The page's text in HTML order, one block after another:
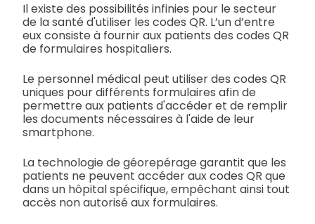
Il existe des possibilités infinies pour le secteur
de la santé d'utiliser les codes QR. L’un d’entre
eux consiste à fournir aux patients des codes QR
de formulaires hospitaliers.
Le personnel médical peut utiliser des codes QR
uniques pour différents formulaires afin de
permettre aux patients d'accéder et de remplir
les documents nécessaires à l'aide de leur
smartphone.
La technologie de géorepérage garantit que les
patients ne peuvent accéder aux codes QR que
dans un hôpital spécifique, empêchant ainsi tout
accès non autorisé aux formulaires.